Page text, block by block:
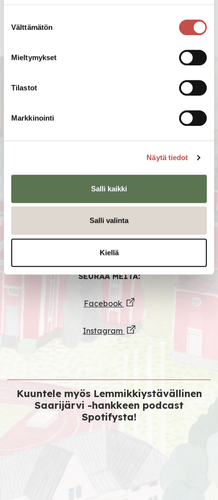
valinta
Välttämätön
Mieltymykset
Tilastot
Markkinointi
Näytä tiedot
Salli kaikki
Salli valinta
Kiellä
Tiesitkö?
Tästä merkinnästä tunnistat
lemmikkiystävälliset kohteet
Saarijärvellä!
SEURAA MEITÄ:
Facebook
Instagram
Kuuntele myös Lemmikkiystävällinen
Saarijärvi -hankkeen podcast
Spotifysta!